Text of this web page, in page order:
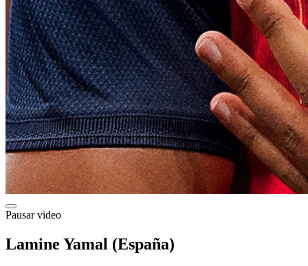
Pausar video
Lamine Yamal (España)